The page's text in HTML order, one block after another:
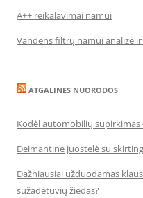
A++ reikalavimai namui
Vandens filtrų namui analizė
ATGALINES NUORODOS
Kodėl automobilių supirkimas
Deimantinė juostelė su
Dažniausiai užduodamas
sužadėtuvių žiedas?